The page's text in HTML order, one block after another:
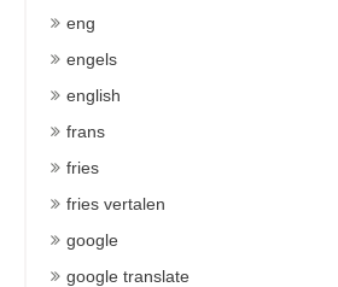
eng
engels
english
frans
fries
fries vertalen
google
google translate